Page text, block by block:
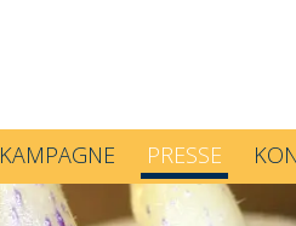
KAMPAGNE PRESSE